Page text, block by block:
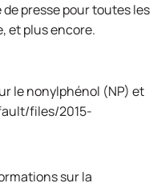
de pressepour toutes les
et plus encore.
le nonylphénol (NP) et
files/2015-
sur la